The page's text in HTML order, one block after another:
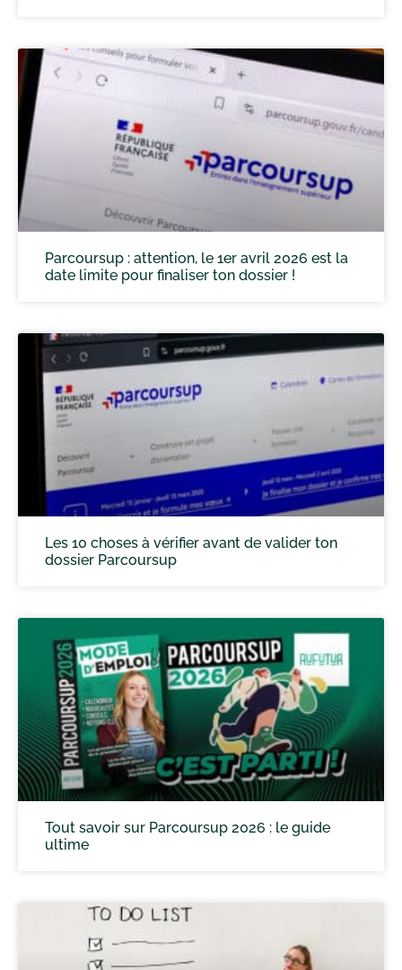
Parcoursup : attention, le 1er avril 2026 est la
date limite pour finaliser ton dossier !
Les 10 choses à vérifier avant de valider ton
dossier Parcoursup
Tout savoir sur Parcoursup 2026 : le guide
ultime